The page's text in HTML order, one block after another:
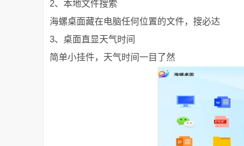
2、本地文件搜索
海螺桌面藏在电脑任何位置的文件，搜必达
3、桌面直显天气时间
简单小挂件，天气时间一目了然